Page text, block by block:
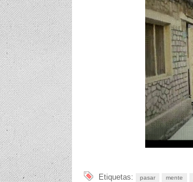
Etiquetas: pasar mente